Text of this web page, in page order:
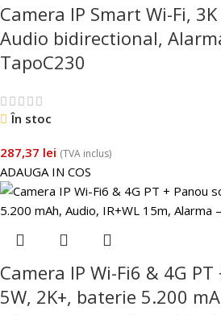
Camera IP Smart Wi-Fi,
Audio bidirectional,
TapoC230
În stoc
287,37 lei (TVA inclus)
ADAUGA IN COS
Camera IP Wi-Fi6 & 4G
5W, 2K+, baterie 5.200